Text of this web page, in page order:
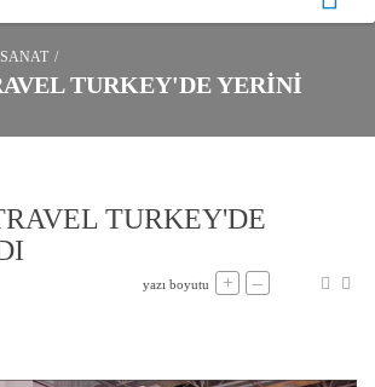
TURKEY'DE YERİNİ
TURKEY'DE
yazı boyutu + –